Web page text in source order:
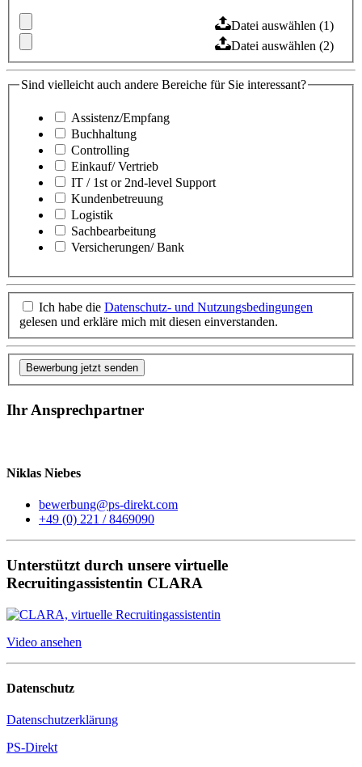
Datei auswählen (1)
Datei auswählen (2)
Sind vielleicht auch andere Bereiche für Sie interessant?
Assistenz/Empfang
Buchhaltung
Controlling
Einkauf/ Vertrieb
IT / 1st or 2nd-level Support
Kundenbetreuung
Logistik
Sachbearbeitung
Versicherungen/ Bank
Ich habe die Datenschutz- und Nutzungsbedingungen
gelesen und erkläre mich mit diesen einverstanden.
Bewerbung jetzt senden
Ihr Ansprechpartner
Niklas Niebes
bewerbung@ps-direkt.com
+49 (0) 221 / 8469090
Unterstützt durch unsere virtuelle
Recruitingassistentin CLARA
Video ansehen
Datenschutz
Datenschutzerklärung
PS-Direkt